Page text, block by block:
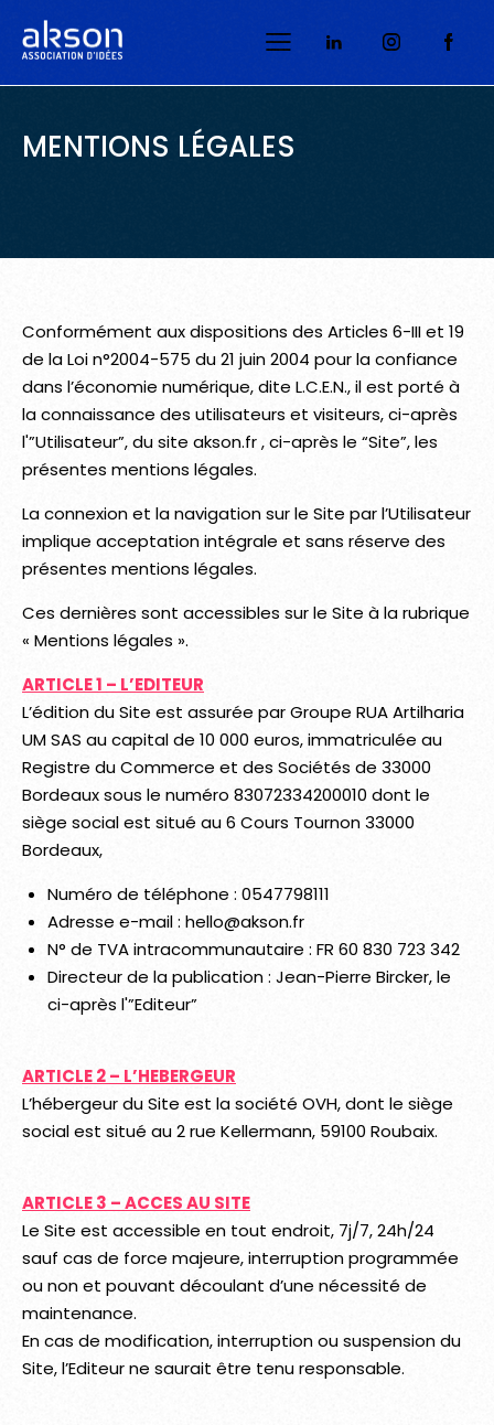
MENTIONS LÉGALES
Conformément aux dispositions des Articles 6-III et 19
de la Loi n°2004-575 du 21 juin 2004 pour la confiance
dans l’économie numérique, dite L.C.E.N., il est porté à
la connaissance des utilisateurs et visiteurs, ci-après
l'”Utilisateur”, du site akson.fr , ci-après le “Site”, les
présentes mentions légales.
La connexion et la navigation sur le Site par l’Utilisateur
implique acceptation intégrale et sans réserve des
présentes mentions légales.
Ces dernières sont accessibles sur le Site à la rubrique
« Mentions légales ».
ARTICLE 1 – L’EDITEUR
L’édition du Site est assurée par Groupe RUA Artilharia
UM SAS au capital de 10 000 euros, immatriculée au
Registre du Commerce et des Sociétés de 33000
Bordeaux sous le numéro 83072334200010 dont le
siège social est situé au 6 Cours Tournon 33000
Bordeaux,
Numéro de téléphone : 0547798111
Adresse e-mail : hello@akson.fr
N° de TVA intracommunautaire : FR 60 830 723 342
Directeur de la publication : Jean-Pierre Bircker, le
ci-après l'”Editeur”
ARTICLE 2 – L’HEBERGEUR
L’hébergeur du Site est la société OVH, dont le siège
social est situé au 2 rue Kellermann, 59100 Roubaix.
ARTICLE 3 – ACCES AU SITE
Le Site est accessible en tout endroit, 7j/7, 24h/24
sauf cas de force majeure, interruption programmée
ou non et pouvant découlant d’une nécessité de
maintenance.
En cas de modification, interruption ou suspension du
Site, l’Editeur ne saurait être tenu responsable.